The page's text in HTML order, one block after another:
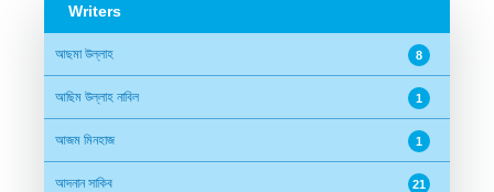
Writers
আছমা উল্লাহ 8
আছিম উল্লাহ নাবিল 1
আজম মিনহাজ 1
আদনান সাকিব 21